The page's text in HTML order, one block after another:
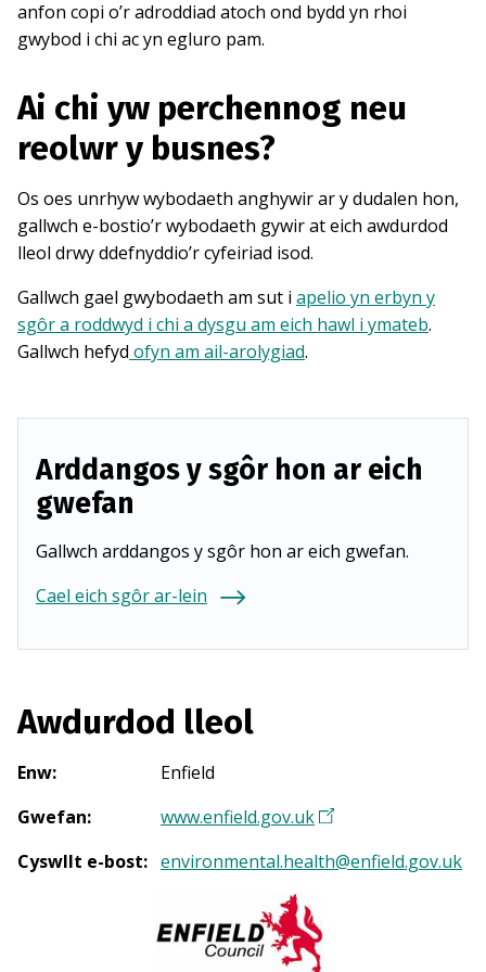
anfon copi o’r adroddiad atoch ond bydd yn rhoi
gwybod i chi ac yn egluro pam.
Ai chi yw perchennog neu
reolwr y busnes?
Os oes unrhyw wybodaeth anghywir ar y dudalen hon,
gallwch e-bostio’r wybodaeth gywir at eich awdurdod
lleol drwy ddefnyddio’r cyfeiriad isod.
Gallwch gael gwybodaeth am sut i apelio yn erbyn y
sgôr a roddwyd i chi a dysgu am eich hawl i ymateb.
Gallwch hefyd ofyn am ail-arolygiad.
Arddangos y sgôr hon ar eich
gwefan
Gallwch arddangos y sgôr hon ar eich gwefan.
Cael eich sgôr ar-lein
Awdurdod lleol
Enw:
Enfield
Gwefan: www.enfield.gov.uk(
n
g
o
Cyswllt e-bost: environmental.health@enfield.gov.uk